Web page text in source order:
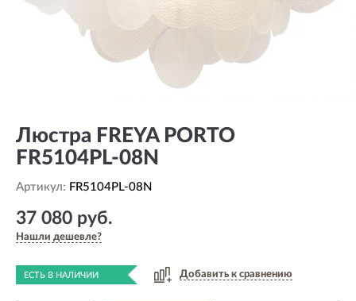
Люстра FREYA PORTO
FR5104PL-08N
Артикул: FR5104PL-08N
37 080 руб.
Нашли дешевле?
ЕСТЬ В НАЛИЧИИ Добавить к сравнению